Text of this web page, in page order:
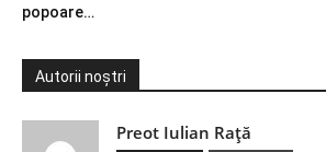
popoare…
Autorii noștri
Preot Iulian Raţă